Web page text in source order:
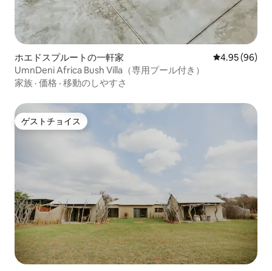
ホエドスプルートの一軒家 レビュー96
4.95 (96)
UmnDeni Africa Bush Villa（専用プール付き）
家族 · 価格 · 移動のしやすさ
ゲストチョイス
ゲストチョイス